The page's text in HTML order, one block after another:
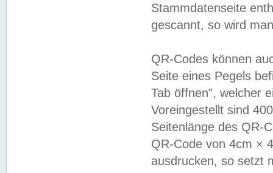
Stammdatenseite
gescannt, so wird
QR-Codes können
Seite eines Pegels
Tab öffnen", welcher
Voreingestellt sind
Seitenlänge des QR-
QR-Code von 4cm ×
ausdrucken, so setzt